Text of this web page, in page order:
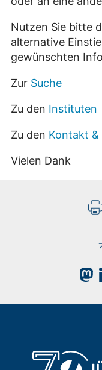
Nutzen Sie bitte
alternative
gewünschten
Zur Suche
Zu den Instituten
Zu den Kontakt
Vielen Dank